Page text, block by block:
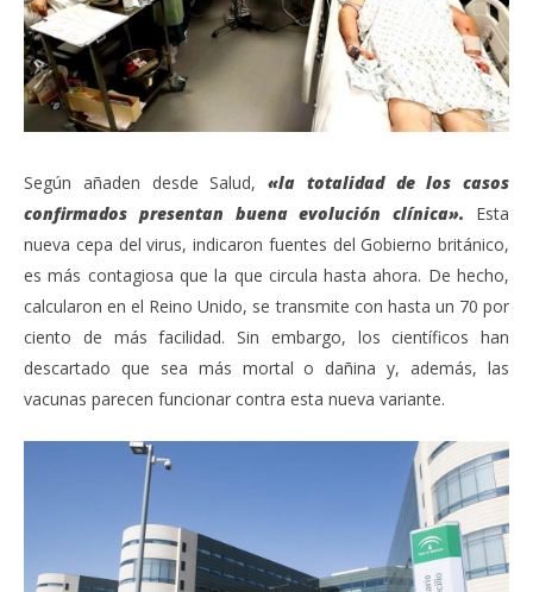
Según añaden desde Salud, «la totalidad de los casos
confirmados presentan buena evolución clínica». Esta
nueva cepa del virus, indicaron fuentes del Gobierno británico,
es más contagiosa que la que circula hasta ahora. De hecho,
calcularon en el Reino Unido, se transmite con hasta un 70 por
ciento de más facilidad. Sin embargo, los científicos han
descartado que sea más mortal o dañina y, además, las
vacunas parecen funcionar contra esta nueva variante.